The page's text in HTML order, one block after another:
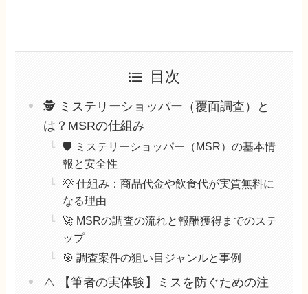
目次
🕵️ ミステリーショッパー（覆面調査）と
は？MSRの仕組み
🛡️ ミステリーショッパー（MSR）の基本情
報と安全性
💡 仕組み：商品代金や飲食代が実質無料に
なる理由
🚀 MSRの調査の流れと報酬獲得までのステ
ップ
🎯 調査案件の狙い目ジャンルと事例
⚠️ 【筆者の実体験】ミスを防ぐための注